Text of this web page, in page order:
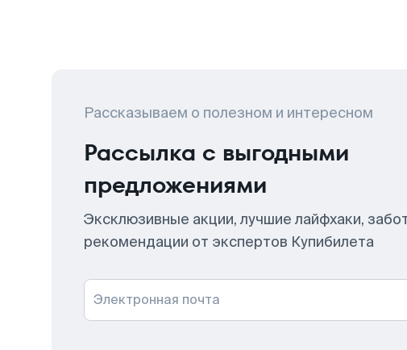
Рассказываем о полезном и интересном
Рассылка с выгодными
предложениями
Эксклюзивные акции, лучшие лайфхаки,
рекомендации от экспертов Купибилета
Электронная почта